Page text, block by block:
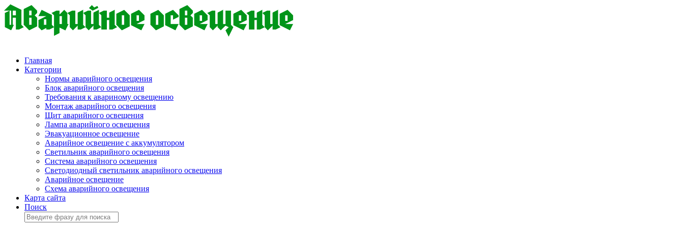
Главная
Категории
Нормы аварийного освещения
Блок аварийного освещения
Требования к авариному освещению
Монтаж аварийного освещения
Щит аварийного освещения
Лампа аварийного освещения
Эвакуационное освещение
Аварийное освещение с аккумулятором
Светильник аварийного освещения
Система аварийного освещения
Светодиодный светильник аварийного освещения
Аварийное освещение
Схема аварийного освещения
Карта сайта
Поиск